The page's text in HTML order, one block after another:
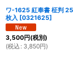
ワ-1625 紅奉書 柾判 25
枚入 [0321625]
3,500円(税別)
(税込 : 3,850円)